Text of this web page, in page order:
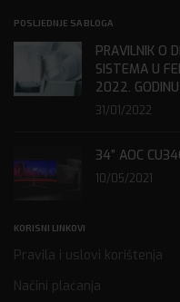
POSLJEDNJE SA BLOGA
PRAVILNIK O
SISTEMA U
2022. GODINU
31/01/2022
34” AOC
10/05/2021
KORISNI LINKOVI
Pravila i uslovi korištenja
Načini plaćanja